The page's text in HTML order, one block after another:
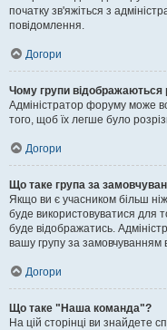
початку зв'яжіться з
повідомлення.
Догори
Чому групи відображаються
Адміністратор форуму може
того, щоб їх легше було
Догори
Що таке група за
Якщо ви є учасником більш
буде використовуватися для
буде відображатись.
вашу групу за замовчуванням
Догори
Що таке "Наша команда"?
На цій сторінці ви знайдете